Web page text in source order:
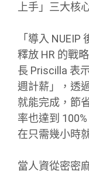
上手」三大核
「導入
釋放 HR 的戰
長 Priscilla 表
週計薪」，透
就能完成，節
率也達到
在只需幾小時
當人資從密密